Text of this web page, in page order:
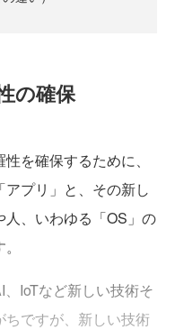
の確保
を確保するために、
プリ」と、その新し
、いわゆる「OS」の
IoTなど新しい技術そ
ですが、新しい技術